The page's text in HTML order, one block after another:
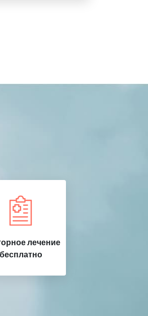
лечение
бесплатно